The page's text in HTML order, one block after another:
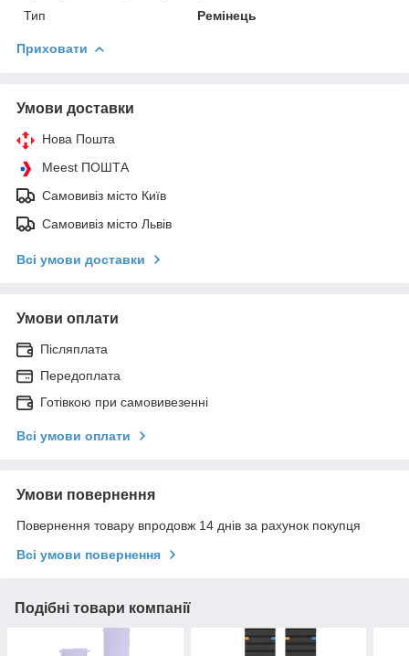
Тип
Ремінець
Приховати
Умови доставки
Нова Пошта
Meest ПОШТА
Самовивіз місто Київ
Самовивіз місто Львів
Всі умови доставки
Умови оплати
Післяплата
Передоплата
Готівкою при самовивезенні
Всі умови оплати
Умови повернення
Повернення товару впродовж 14 днів за рахунок покупця
Всі умови повернення
Подібні товари компанії